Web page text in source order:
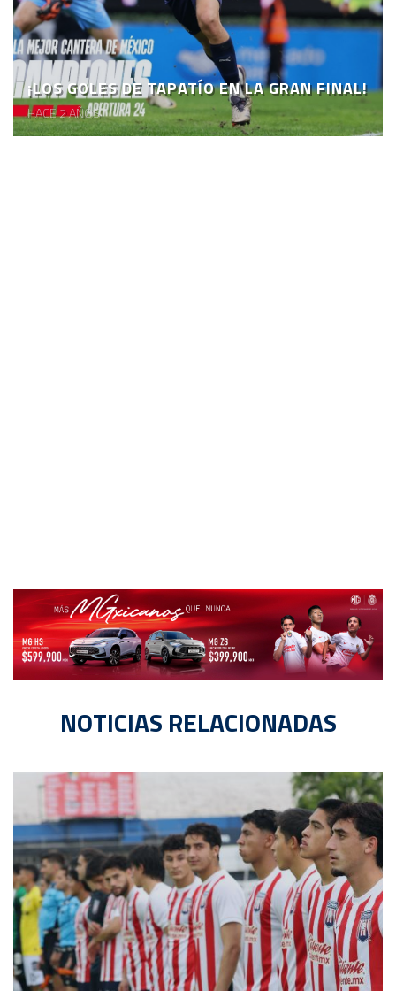
¡LOS GOLES DE TAPATÍO EN LA GRAN FINAL!
HACE 2 AÑOS
NOTICIAS RELACIONADAS